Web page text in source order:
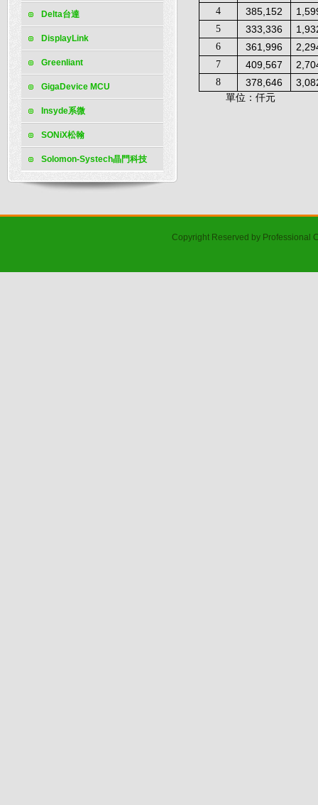
Delta台達
DisplayLink
Greenliant
GigaDevice MCU
Insyde系微
SONiX松翰
Solomon-Systech晶門科技
4 385,152
5 333,336
6 361,996
7 409,567
8 378,646
單位：仟元
Copyright Reserved by Professional